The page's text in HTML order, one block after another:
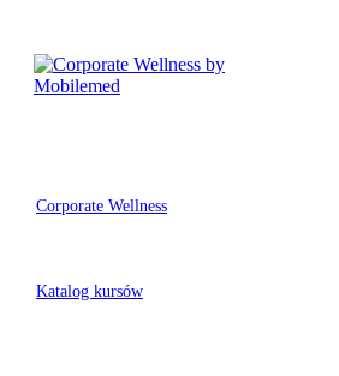
Corporate Wellness
Katalog kursów